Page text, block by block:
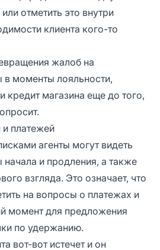
отметить это внутри
клиента кого-то
жалоб на
моменты лояльности,
кредит магазина еще до того,
платежей
агенты могут видеть
начала и продления, а также
взгляда. Это означает, что
на вопросы о платежах и
момент для предложения
по удержанию.
вот-вот истечет и он